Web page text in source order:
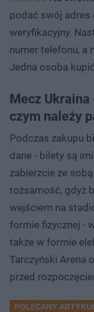
podać swój adres
weryfikacyjny.
numer telefonu, a
Jedna osoba
Mecz Ukraina
czym należy
Podczas zakupu
dane - bilety są
zabierzcie ze
tożsamość, gdyż
wejściem na
formie fizycznej -
także w formie
Tarczyński Arena
przed
POLECANY